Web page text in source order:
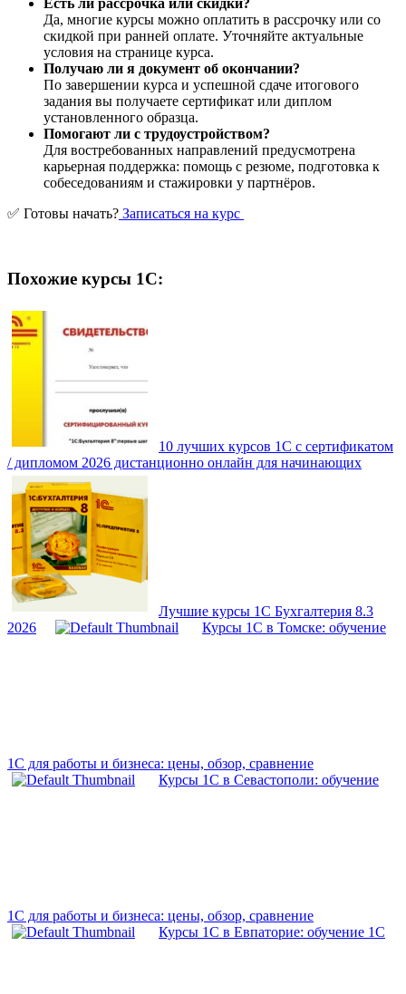
Да, многие курсы можно оплатить в рассрочку или со
скидкой при ранней оплате. Уточняйте актуальные
условия на странице курса.
Получаю ли я документ об окончании?
По завершении курса и успешной сдаче итогового
задания вы получаете сертификат или диплом
установленного образца.
Помогают ли с трудоустройством?
Для востребованных направлений предусмотрена
карьерная поддержка: помощь с резюме, подготовка к
собеседованиям и стажировки у партнёров.
✅ Готовы начать? Записаться на курс
Похожие курсы 1С:
10 лучших курсов 1С с сертификатом
/ дипломом 2026 дистанционно онлайн для начинающих
Лучшие курсы 1С Бухгалтерия 8.3
2026
Курсы 1С в Томске: обучение
1С для работы и бизнеса: цены, обзор, сравнение
Курсы 1С в Севастополи: обучение
1С для работы и бизнеса: цены, обзор, сравнение
Курсы 1С в Евпаторие: обучение 1С